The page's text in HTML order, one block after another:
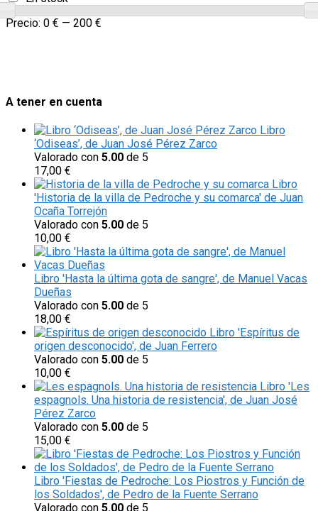
Precio: 0 € — 200 €
A tener en cuenta
Libro
‘Odiseas’, de Juan José Pérez Zarco
Valorado con 5.00 de 5
17,00 €
Libro
'Historia de la villa de Pedroche y su comarca' de Juan
Ocaña Torrejón
Valorado con 5.00 de 5
10,00 €
Libro 'Hasta la última gota de sangre', de Manuel Vacas
Dueñas
Valorado con 5.00 de 5
18,00 €
Libro 'Espíritus de
origen desconocido', de Juan Ferrero
Valorado con 5.00 de 5
10,00 €
Libro 'Les
espagnols. Una historia de resistencia', de Juan José
Pérez Zarco
Valorado con 5.00 de 5
15,00 €
Libro 'Fiestas de Pedroche: Los Piostros y Función de
los Soldados', de Pedro de la Fuente Serrano
Valorado con 5.00 de 5